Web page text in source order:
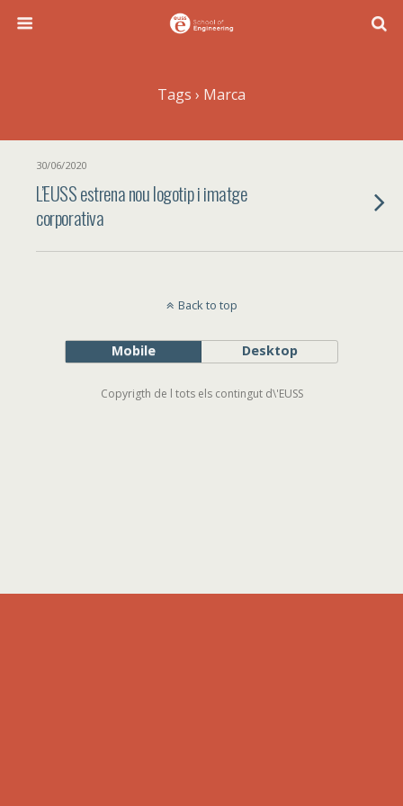
Tags › Marca
30/06/2020
L’EUSS estrena nou logotip i imatge
corporativa
Back to top
Mobile Desktop
Copyrigth de l tots els contingut d\'EUSS